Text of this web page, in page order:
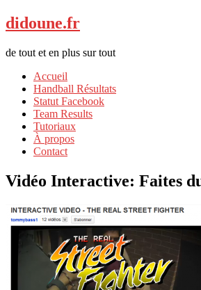
didoune.fr
de tout et en plus sur tout
Accueil
Handball Résultats
Statut Facebook
Team Results
Tutoriaux
À propos
Contact
Vidéo Interactive: Faites